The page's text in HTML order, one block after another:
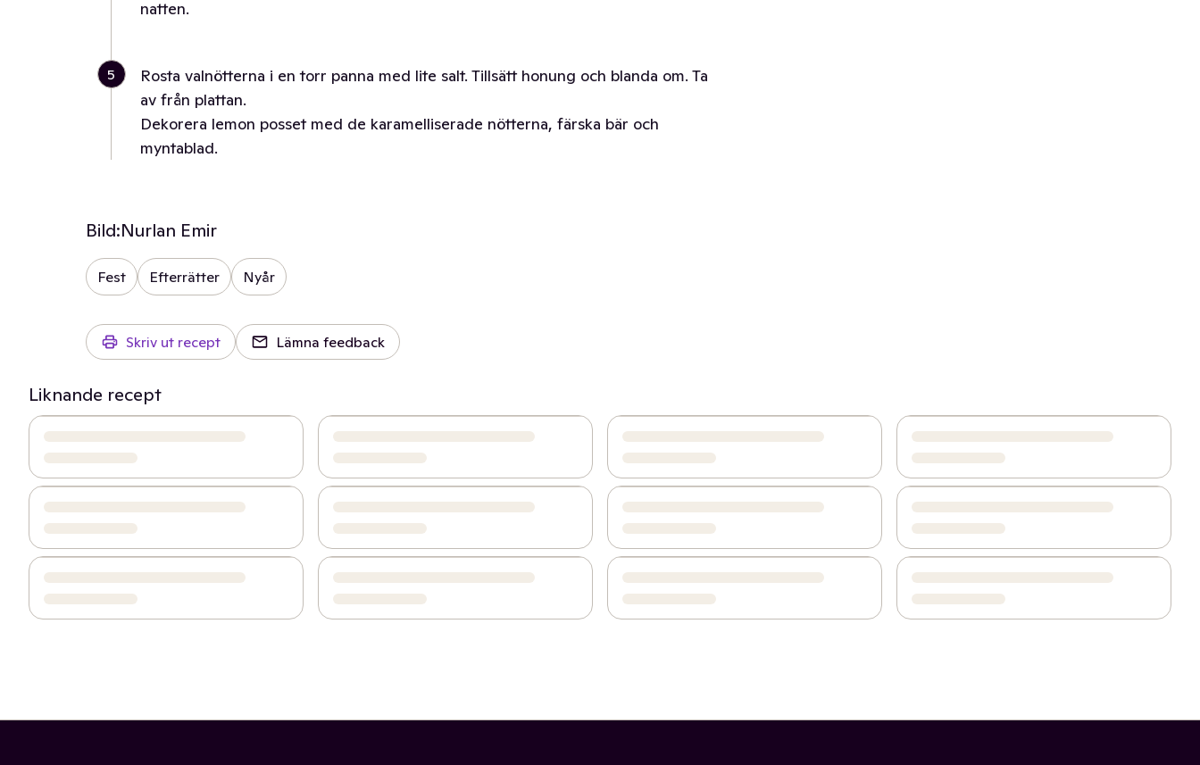
natten.
5
Rosta valnötterna i en torr panna med lite salt. Tillsätt honung och blanda om. Ta
av från plattan.
Dekorera lemon posset med de karamelliserade nötterna, färska bär och
myntablad.
Bild:Nurlan Emir
Fest Efterrätter Nyår
Skriv ut recept Lämna feedback
Liknande recept